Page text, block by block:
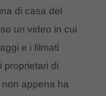
di casa del
un video in cui
e i filmati
proprietari di
appena ha